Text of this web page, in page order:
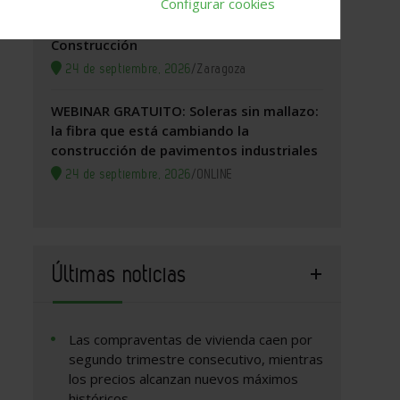
Construcción
24 de septiembre, 2026/Zaragoza
WEBINAR GRATUITO: Soleras sin mallazo:
la fibra que está cambiando la
construcción de pavimentos industriales
24 de septiembre, 2026/ONLINE
Últimas noticias
Las compraventas de vivienda caen por
segundo trimestre consecutivo, mientras
los precios alcanzan nuevos máximos